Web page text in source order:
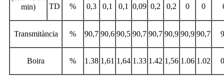
min)
TD % 0,3 0,1 0,1 0,09 0,2 0,2 0 0
Transmitància % 90,7 90,6 90,5 90,7 90,7 90,9 90,9 90,7
Boira % 1.38 1,61 1,64 1.33 1.42 1,56 1.06 1.02